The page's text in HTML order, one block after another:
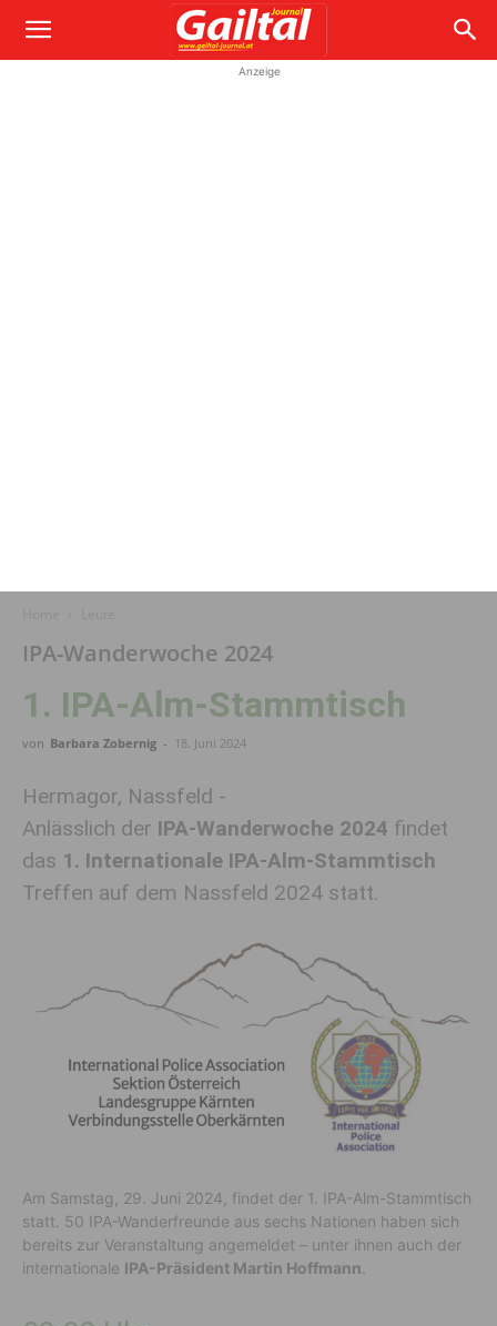
Anzeige
IPA-Wanderwoche 2024
1. IPA-Alm-Stammtisch
von Barbara Zobernig - 18. Juni 2024
Hermagor, Nassfeld -
Anlässlich der IPA-Wanderwoche 2024 findet
das 1. Internationale IPA-Alm-Stammtisch
Treffen auf dem Nassfeld 2024 statt.
Am Samstag, 29. Juni 2024, findet der 1. IPA-Alm-Stammtisch
statt. 50 IPA-Wanderfreunde aus sechs Nationen haben sich
bereits zur Veranstaltung angemeldet – unter ihnen auch der
internationale IPA-Präsident Martin Hoffmann